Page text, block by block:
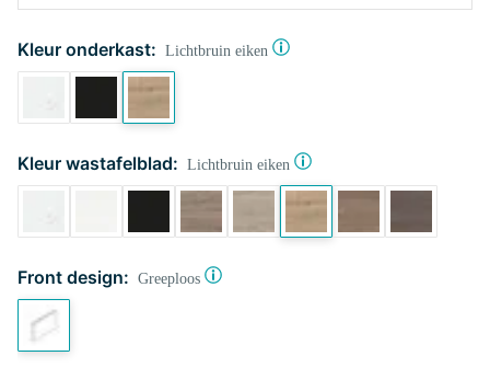
Kleur onderkast: Lichtbruin eiken
Kleur wastafelblad: Lichtbruin eiken
Front design: Greeploos